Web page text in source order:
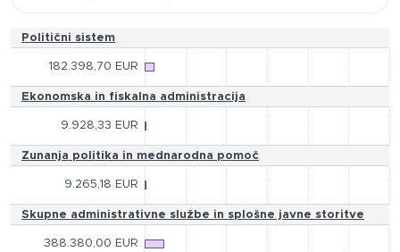
Politični sistem
182.398,70 EUR
Ekonomska in fiskalna administracija
9.928,33 EUR
Zunanja politika in mednarodna pomoč
9.265,18 EUR
Skupne administrativne službe in splošne javne storitve
388.380,00 EUR